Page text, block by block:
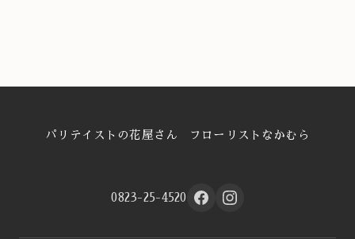
パリテイストの花屋さん フローリストなかむら
0823-25-4520